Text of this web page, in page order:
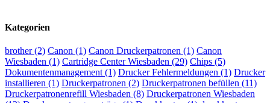
Kategorien
brother(2) Canon (1) Canon Druckerpatronen (1) Canon
Wiesbaden (1) Cartridge Center Wiesbaden (29) Chips (5)
Dokumentenmanagement (1) Drucker Fehlermeldungen (1) Drucker
installieren (1) Druckerpatronen (2) Druckerpatronen befüllen (11)
Druckerpatronenrefill Wiesbaden (8) Druckerpatronen Wiesbaden